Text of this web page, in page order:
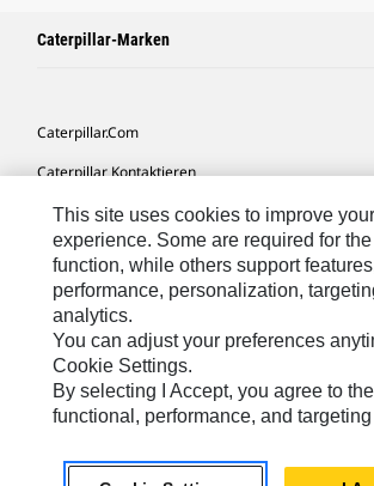
Caterpillar-Marken
Caterpillar.com
Caterpillar Kontaktieren
Meine Marketing-Präferenzen
Seitenübersicht
Cookie Settings
Rechtliche Hinweise
Datenschutz
Europe-German© 2026 Caterpillar. Alle Rechte
This site uses cookies to improve your
experience. Some are required for
function, while others support
performance, personalization,
analytics.
You can adjust your preferences
Cookie Settings.
By selecting I Accept, you agree to
functional, performance, and